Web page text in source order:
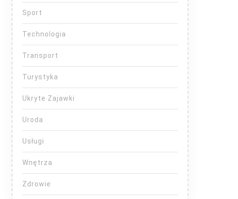
Sport
Technologia
Transport
Turystyka
Ukryte Zajawki
Uroda
Usługi
Wnętrza
Zdrowie